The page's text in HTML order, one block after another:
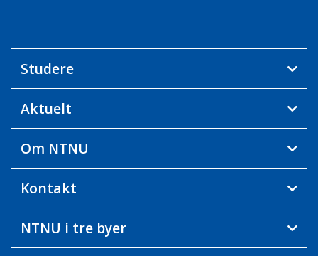
Studere
Aktuelt
Om NTNU
Kontakt
NTNU i tre byer